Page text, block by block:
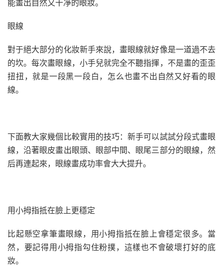
能畫出自然又干凈的眼妝。
眼線
對于絕大部分的化妝新手來說，畫眼線就好像是一道過不去
的坎。每次畫眼線，小手兒就完全不聽指揮，不是畫的歪歪
扭扭，就是一段黑一段白，怎么也畫不出自然又好看的眼
線。
下面教大家幾個比較實用的技巧：新手可以試試分段式畫眼
線，沿著眼皮畫出眼頭、眼部中間、眼尾三部分的眼線，然
后再連起來，眼線畫成功率會大大提升。
用小拇指抵在臉上更穩定
比起懸空拿筆畫眼線，用小拇指抵在臉上會穩定很多。當
然，要記得用小拇指勾住粉撲，這樣也不會破壞打好的底
妝。